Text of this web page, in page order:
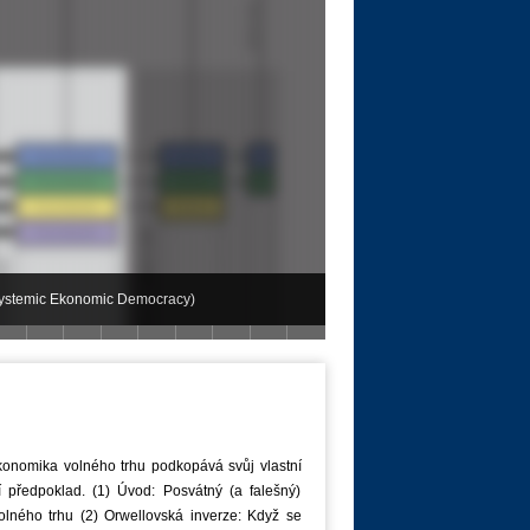
Ekonomic Democracy)
| AtényIII | Z-Day 2015 | Berlin
volného trhu podkopává svůj vlastní
předpoklad. (1) Úvod: Posvátný (a falešný)
trhu (2) Orwellovská inverze: Když se